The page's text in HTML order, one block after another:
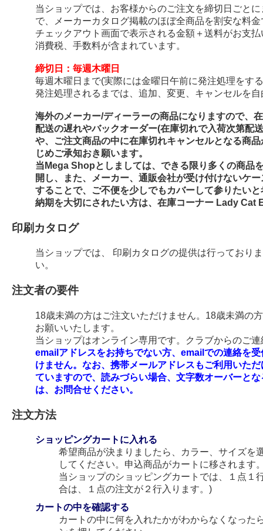
当ショップでは、お客様からのご注文を締切日ごと
で、メーカーカタログ掲載のほぼ全商品を割安な料
チェックアウト画面で表示される金額＋送料がお支
消費税、手数料が含まれています。
締切日：毎週木曜日
毎週木曜日まで(実際には金曜日午前に発注処理をす
発注処理されるまでは、追加、変更、キャンセルを
海外のメーカー/ディーラーの商品になりますので、
配送の遅れやバックオーダー(在庫切れで入荷次第配
や、ご注文商品の中に在庫切れキャンセルとなる商
じめご承知おき願います。
当Mega Shopとしましては、できる限り多くの商品
開し、また、メーカー、通販会社が受け付けないケ
することで、ご不便を少しでもカバーして参りたい
納期を大切にされたい方は、在庫コーナー Lady Cat
印刷カタログ
当ショップでは、 印刷カタログの提供は行っており
い。
注文者の要件
18歳未満の方はご注文いただけません。18歳未満の
お願いいたします。
当ショップはオンライン専用です。クラブからのご
emailアドレスをお持ちでない方、emailでの連絡を
けません。なお、携帯メールアドレスもご利用いた
ていますので、読みづらい場合、文字数オーバーと
は、お問合せください。
注文方法
ショッピングカートに入れる
希望商品が決まりましたら、カラー、サイズを
してください。申込商品がカートに移されます
当ショップのショッピングカートでは、１点１
合は、１点の注文が２行入ります。)
カートの中を確認する
カートの中に何を入れたかがわからなくなった